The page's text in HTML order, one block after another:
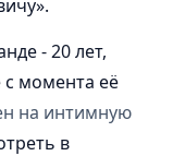
- 20 лет,
с момента её
на интимную
в